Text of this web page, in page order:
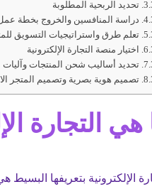
تحديد الربحية المطلوبة
دراسة المنافسين والخروج بخطة
تعلم طرق واستراتيجيات التسويق
اختيار منصة التجارة الإلكترونية
تحديد أساليب شحن المنتجات وآليات
تصميم هوية بصرية وتصميم المتجر
هي التجارة
الإلكترونية بتعريفها